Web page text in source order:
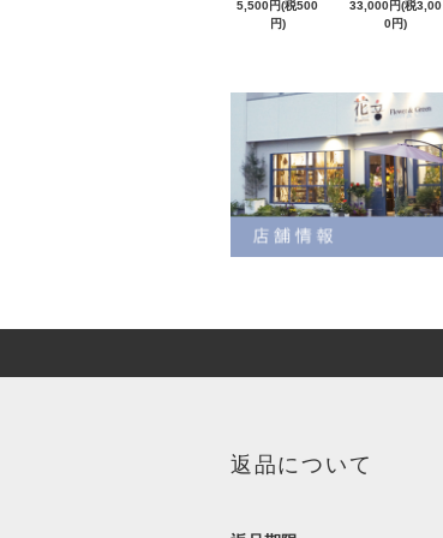
5,500円(税500
円)
33,000円(税3,00
0円)
返品について